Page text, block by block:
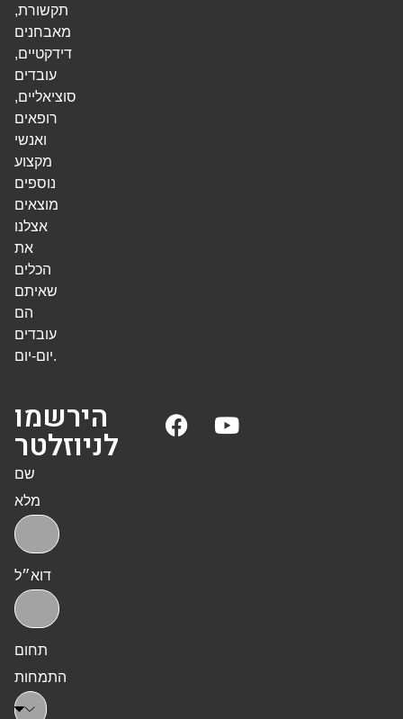
תקשורת,
מאבחנים
דידקטיים,
עובדים
סוציאליים,
רופאים
ואנשי
מקצוע
נוספים
מוצאים
אצלנו
את
הכלים
שאיתם
הם
עובדים
יום-יום.
הירשמו
לניוזלטר
שם
מלא
דוא״ל
תחום
התמחות